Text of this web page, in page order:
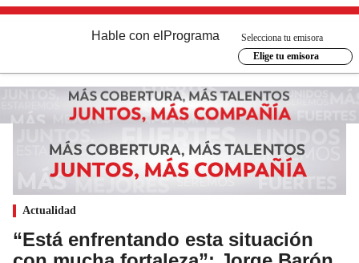
Hable con el Programa
Selecciona tu emisora
Elige tu emisora
Actualidad
“Está enfrentando esta situación